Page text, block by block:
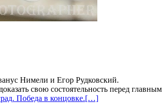
Нимели и Егор Рудковский.
свою состоятельность перед главным
Победа в концовке.[…]